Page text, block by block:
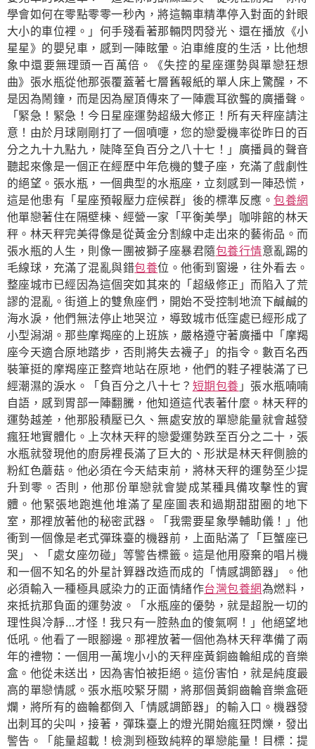
學會如何在零點零零一秒內，將這輛車精準停入對面的針眼
大小的車位裡。」何手殘看著那輛閃閃發光、還在播放《小
星星》的嬰兒車，感到一陣眩暈。泊車維度的生活，比他想
象中還要無理頭一百萬倍。《失控的星座運勢與單戀狂想
曲》張水瓶從他那張覆蓋著七層舊報紙的單人床上驚醒，不
是因為鬧鐘，而是因為屋頂傳來了一陣震耳欲聾的廣播聲。
「緊急！緊急！今日星座運勢超級大修正！所有天秤座請注
意！由於月球剛剛打了一個噴嚏，您的戀愛機率從昨日的百
分之九十九點九，陡降至負百分之八十七！」廣播員的聲音
聽起來像是一個正在經歷中年危機的雙子座，充滿了戲劇性
的絕望。張水瓶，一個典型的水瓶座，立刻感到一陣恐慌，
這是他患有「星座預報壓力症候群」後的標準反應。包養網
他單戀著住在隔壁棟、經營一家「平衡美學」咖啡館的林天
秤。林天秤完美得像是從黃金分割線中走出來的藝術品。而
張水瓶的人生，則像一團被獅子座暴君隨包養行情意亂踢的
毛線球，充滿了混亂與錯包養位。他衝到窗邊，往外看去。
整座城市已經因為這個突如其來的「超級修正」而陷入了荒
謬的混亂。街道上的雙魚座們，開始不受控制地流下鹹鹹的
海水淚，他們無法停止地哭泣，導致城市低窪處已經形成了
小型潟湖。那些摩羯座的上班族，嚴格遵守著廣播中「摩羯
座今天適合原地踏步，否則將失去襪子」的指令。數百名西
裝筆挺的摩羯座正整齊地站在原地，他們的鞋子裡裝滿了已
經潮濕的淚水。「負百分之八十七？ 短期包養 」張水瓶喃喃
自語，感到胃部一陣翻騰，他知道這代表著什麼。林天秤的
運勢越差，他那股積壓已久、無處安放的單戀能量就會越發
瘋狂地實體化。上次林天秤的戀愛運勢跌至百分之二十，張
水瓶就發現他的廚房裡長滿了巨大的、形狀是林天秤側臉的
粉紅色蘑菇。他必須在今天結束前，將林天秤的運勢至少提
升到零。否則，他那份單戀就會變成某種具備攻擊性的實
體。他緊張地跑進他堆滿了星座圖表和過期甜甜圈的地下
室，那裡放著他的秘密武器。「我需要星象學輔助儀！」他
衝到一個像是老式彈珠臺的機器前，上面貼滿了「巨蟹座已
哭」、「處女座勿碰」等警告標籤。這是他用廢棄的唱片機
和一個不知名的外星計算器改造而成的「情感調節器」。他
必須輸入一種極具感染力的正面情緒作台灣包養網為燃料，
來抵抗那負面的運勢波。「水瓶座的優勢，就是超脫一切的
理性與冷靜…才怪！我只有一腔熱血的傻氣啊！」他絕望地
低吼。他看了一眼腳邊。那裡放著一個他為林天秤準備了兩
年的禮物：一個用一萬塊小小的天秤座黃銅齒輪組成的音樂
盒。他從未送出，因為害怕被拒絕。這份害怕，就是純度最
高的單戀情感。張水瓶咬緊牙關，將那個黃銅齒輪音樂盒砸
爛，將所有的齒輪都倒入「情感調節器」的輸入口。機器發
出刺耳的尖叫，接著，彈珠臺上的燈光開始瘋狂閃爍，發出
警告。「能量超載！檢測到極致純粹的單戀能量！目標：提